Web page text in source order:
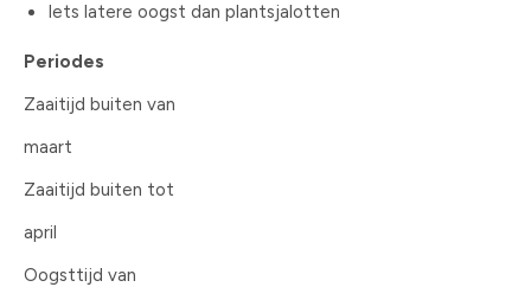
Iets latere oogst dan plantsjalotten
Periodes
Zaaitijd buiten van
maart
Zaaitijd buiten tot
april
Oogsttijd van